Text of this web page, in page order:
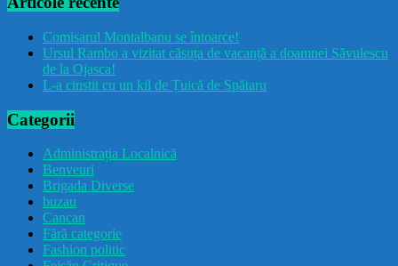
Comisarul Montalbanu se întoarce!
Ursul Rambo a vizitat căsuța de vacanță a doamnei Săvulescu
de la Ojasca!
L-a cinstit cu un kil de Țuică de Spătaru
Categorii
Administrația Localnică
Benveuri
Brigada Diverse
buzau
Cancan
Fără categorie
Fashion politic